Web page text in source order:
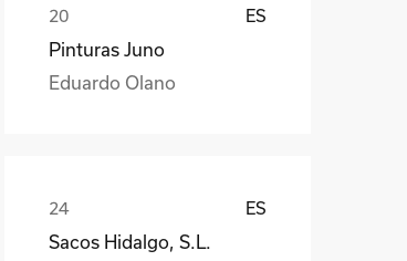
ES
Pinturas Juno
Eduardo Olano
ES
Sacos Hidalgo, S.L.